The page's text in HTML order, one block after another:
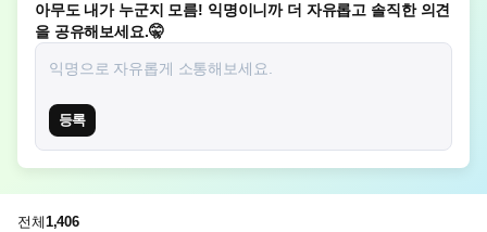
아무도 내가 누군지 모름! 익명이니까 더 자유롭고 솔직한 의견
을 공유해보세요.🤫
등록
전체1,406